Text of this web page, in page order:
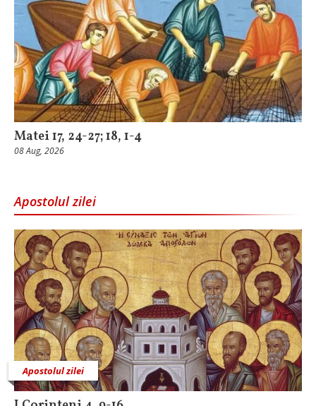
Matei 17, 24-27; 18, 1-4
08 Aug, 2026
Apostolul zilei
Apostolul zilei